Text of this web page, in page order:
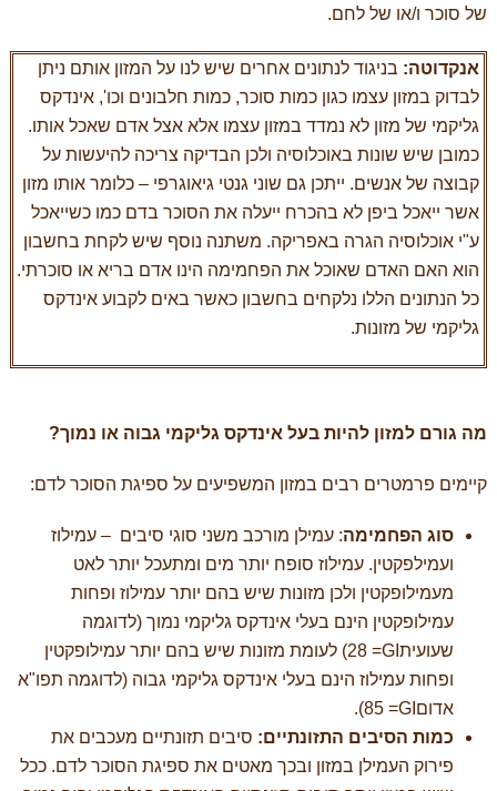
של סוכר ו/או של לחם.
אנקדוטה: בניגוד לנתונים אחרים שיש לנו על המזון אותם ניתן
לבדוק במזון עצמו כגון כמות סוכר, כמות חלבונים וכו', אינדקס
גליקמי של מזון לא נמדד במזון עצמו אלא אצל אדם שאכל אותו.
כמובן שיש שונות באוכלוסיה ולכן הבדיקה צריכה להיעשות על
קבוצה של אנשים. ייתכן גם שוני גנטי גיאוגרפי – כלומר אותו מזון
אשר ייאכל ביפן לא בהכרח ייעלה את הסוכר בדם כמו כשייאכל
ע"י אוכלוסיה הגרה באפריקה. משתנה נוסף שיש לקחת בחשבון
הוא האם האדם שאוכל את הפחמימה הינו אדם בריא או סוכרתי.
כל הנתונים הללו נלקחים בחשבון כאשר באים לקבוע אינדקס
גליקמי של מזונות.
מה גורם למזון להיות בעל אינדקס גליקמי גבוה או נמוך?
קיימים פרמטרים רבים במזון המשפיעים על ספיגת הסוכר לדם:
סוג הפחמימה: עמילן מורכב משני סוגי סיבים – עמילוז
ועמילפקטין. עמילוז סופח יותר מים ומתעכל יותר לאט
מעמילופקטין ולכן מזונות שיש בהם יותר עמילוז ופחות
עמילופקטין הינם בעלי אינדקס גליקמי נמוך (לדוגמה
שעועיתGI
= 28) לעומת מזונות שיש בהם יותר עמילופקטין
ופחות עמילוז הינם בעלי אינדקס גליקמי גבוה (לדוגמה תפו"א
אדום GI
= 85).
כמות הסיבים התזונתיים: סיבים תזונתיים מעכבים את
פירוק העמילן במזון ובכך מאטים את ספיגת הסוכר לדם. ככל